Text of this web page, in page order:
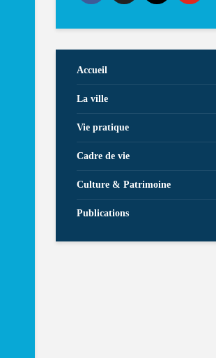
Accueil
La ville
Vie pratique
Cadre de vie
Culture & Patrimoine
Publications